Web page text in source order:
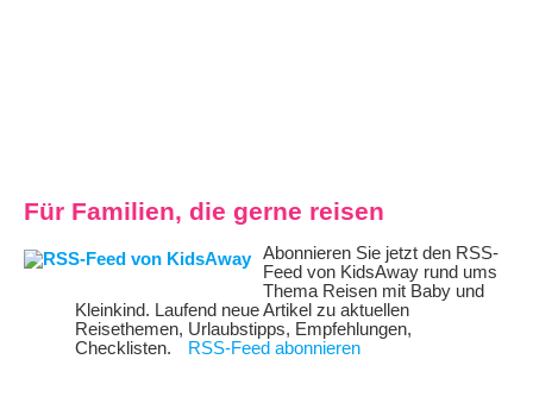
Für Familien, die gerne reisen
Abonnieren Sie jetzt den RSS-
Feed von KidsAway rund ums
Thema Reisen mit Baby und
Kleinkind. Laufend neue Artikel zu aktuellen
Reisethemen, Urlaubstipps, Empfehlungen,
Checklisten.
RSS-Feed abonnieren